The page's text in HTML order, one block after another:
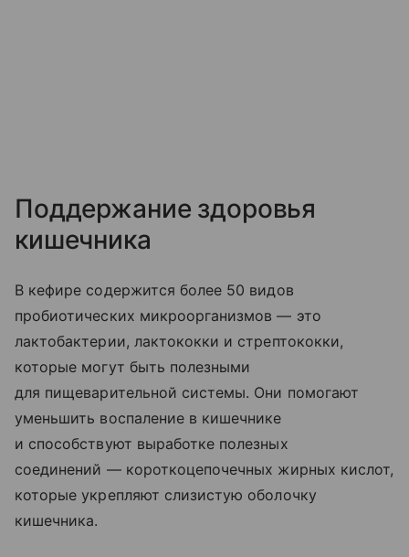
Поддержание здоровья
кишечника
В кефире содержится более 50 видов
пробиотических микроорганизмов — это
лактобактерии, лактококки и стрептококки,
которые могут быть полезными
для пищеварительной системы. Они помогают
уменьшить воспаление в кишечнике
и способствуют выработке полезных
соединений — короткоцепочечных жирных кислот,
которые укрепляют слизистую оболочку
кишечника.